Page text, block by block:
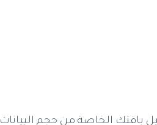
باقتك الخاصة من حجم البيانات